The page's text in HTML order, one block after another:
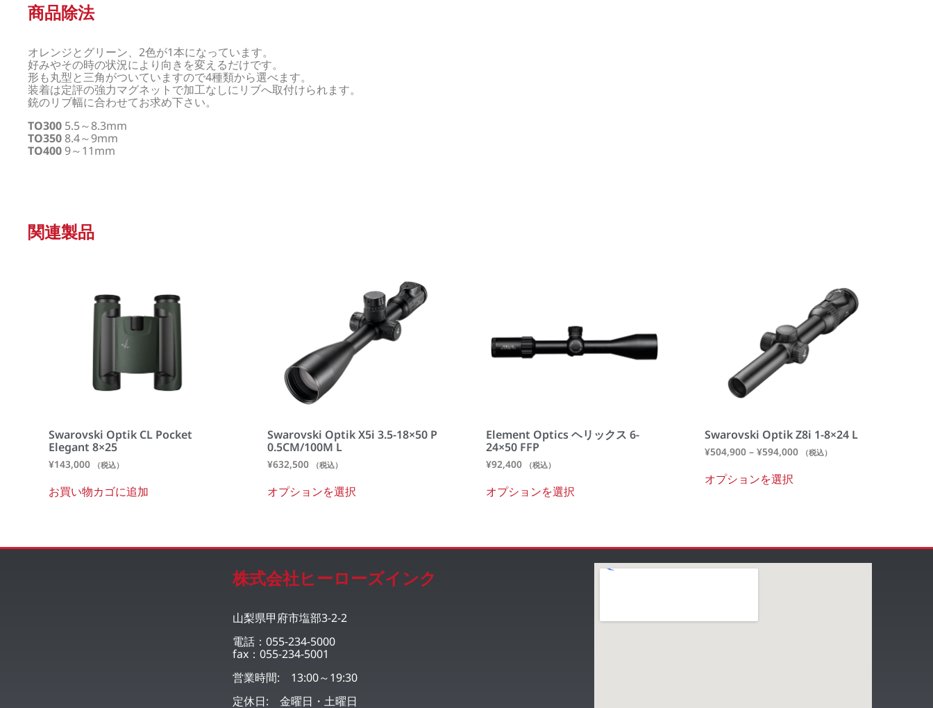
商品除法
オレンジとグリーン、2色が1本になっています。
好みやその時の状況により向きを変えるだけです。
形も丸型と三角がついていますので4種類から選べます。
装着は定評の強力マグネットで加工なしにリブへ取付けられます。
銃のリブ幅に合わせてお求め下さい。
TO300 5.5～8.3mm
TO350 8.4～9mm
TO400 9～11mm
関連製品
Swarovski Optik CL Pocket
Elegant 8×25
¥143,000 （税込）
お買い物カゴに追加
Swarovski Optik X5i 3.5-18×50 P
0.5CM/100M L
¥632,500 （税込）
オプションを選択
Element Optics ヘリックス 6-
24×50 FFP
¥92,400 （税込）
オプションを選択
Swarovski Optik Z8i 1-8×24 L
¥504,900 – ¥594,000 （税込）
オプションを選択
株式会社ヒーローズインク
山梨県甲府市塩部3-2-2
電話：055-234-5000
fax：055-234-5001
営業時間: 13:00～19:30
定休日: 金曜日・土曜日